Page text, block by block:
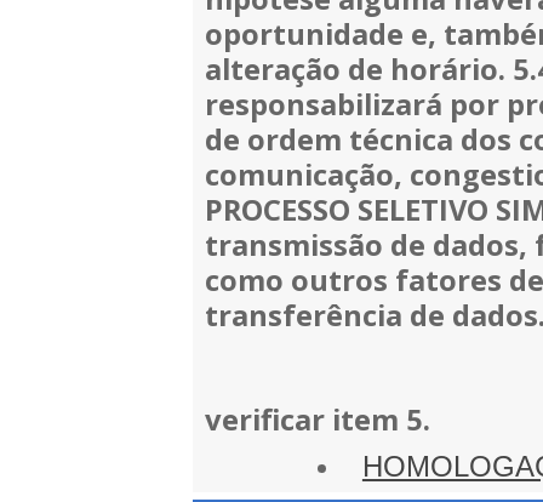
oportunidade e,
alteração de horário.
responsabilizará por
de ordem técnica dos
comunicação,
PROCESSO SELETIVO
transmissão de
como outros fatores
transferência de
verificar item 5.